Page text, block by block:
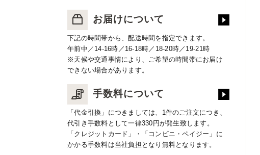
お届けについて
下記の時間帯から、配送時間を指定できます。
午前中／14-16時／16-18時／18-20時／19-21時
※天候や交通事情により、ご希望の時間帯にお届け
できない場合があります。
手数料について
「代金引換」につきましては、1件のご注文につき、
代引き手数料として一律330円が発生致します。
「クレジットカード」・「コンビニ・ペイジー」に
かかる手数料は当社負担となり無料となります。